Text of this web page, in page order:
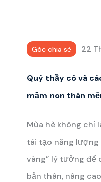
Góc chia sẻ 22
Quý thầy cô và
mầm non thân
Mùa hè không chỉ
tái tạo năng lượng
vàng” lý tưởng để
bản thân, nâng